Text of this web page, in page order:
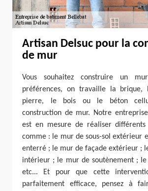
Artisan Delsuc pour la
de mur
Vous souhaitez construire un
préférences, on travaille la brique,
pierre, le bois ou le béton
construction de mur. Notre
est en mesure de réaliser
comme : le mur de sous-sol extérieur
enterré ; le mur de façade extérieur ;
intérieur ; le mur de soutènement ;
etc... Et pour que cette
parfaitement efficace, pensez à